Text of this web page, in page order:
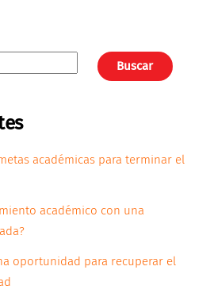
Buscar
académicas para terminar el
académico con una
oportunidad para recuperar el